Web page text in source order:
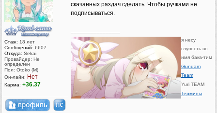
Стаж: 18 лет
Сообщений: 6607
Откуда: Sekai
Провайдер: Не
определен
Пол: Otoko (M)
Он-лайн: Нет
Карма: +36.37
скачанных раздач сделать. Чтобы ручками не
подписываться.
я несу
глупость во
имя бака-тим
Gundam
Team
Yuri TEAM
Термины